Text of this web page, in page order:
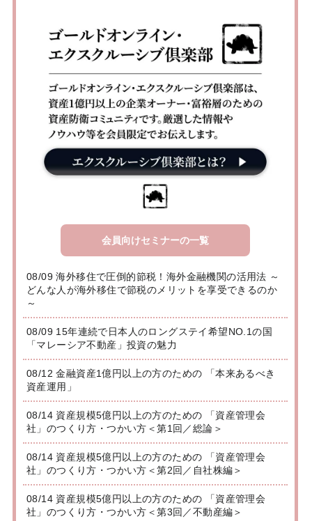
会員向けセミナーの一覧
08/09 海外移住で圧倒的節税！海外金融機関の活用法 ～
どんな人が海外移住で節税のメリットを享受できるのか
～
08/09 15年連続で日本人のロングステイ希望NO.1の国
「マレーシア不動産」投資の魅力
08/12 金融資産1億円以上の方のための 「本来あるべき
資産運用」
08/14 資産規模5億円以上の方のための 「資産管理会
社」のつくり方・つかい方＜第1回／総論＞
08/14 資産規模5億円以上の方のための 「資産管理会
社」のつくり方・つかい方＜第2回／自社株編＞
08/14 資産規模5億円以上の方のための 「資産管理会
社」のつくり方・つかい方＜第3回／不動産編＞